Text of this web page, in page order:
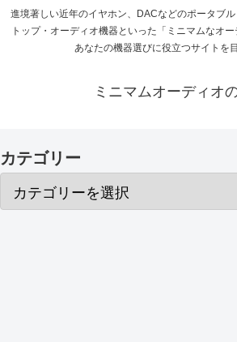
進境著しい近年のイヤホン、DACなどのポータブ
トップ・オーディオ機器といった「ミニマムなオー
あなたの機器選びに役立つサイトを
ミニマムオーディオ
カテゴリー